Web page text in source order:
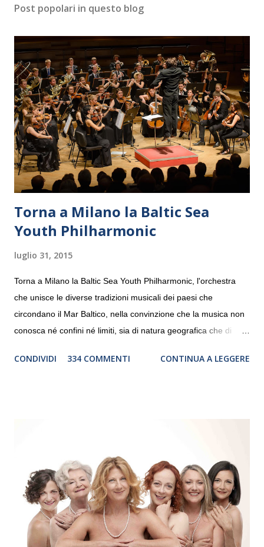
Post popolari in questo blog
Torna a Milano la Baltic Sea
Youth Philharmonic
luglio 31, 2015
Torna a Milano la Baltic Sea Youth Philharmonic, l'orchestra
che unisce le diverse tradizioni musicali dei paesi che
circondano il Mar Baltico, nella convinzione che la musica non
conosca né confini né limiti, sia di natura geografica che di
debutterà il 10 settembre a Heiden, in Germania, e toccherà, in
“Settembre dell’Accademia” dove si esibirà per il secondo anno
consecutivo. Il pubblico milanese avrà il piacere di applaudire i
giovani artisti della Baltic Sea Youth Philharmonic per la quarta
volta. L’orchestra, fondata nel 2008 da Kristjan Järvi (affiancato
da un prestigioso consiglio di consulent...
CONDIVIDI 334 COMMENTI CONTINUA A LEGGERE